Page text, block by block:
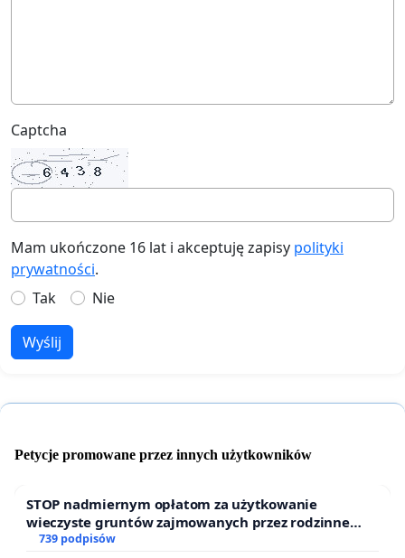
Captcha
Mam ukończone 16 lat i akceptuję zapisy polityki
prywatności.
Tak
Nie
Wyślij
Petycje promowane przez innych użytkowników
STOP nadmiernym opłatom za użytkowanie
wieczyste gruntów zajmowanych przez rodzinne
ogrody działkowe.
739 podpisów